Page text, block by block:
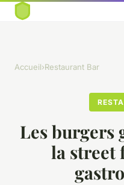
Accueil›Restaurant Bar
Les burgers
la street